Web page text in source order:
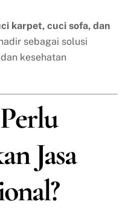
karpet, cuci sofa, dan
hadir sebagai solusi
kesehatan
Jasa